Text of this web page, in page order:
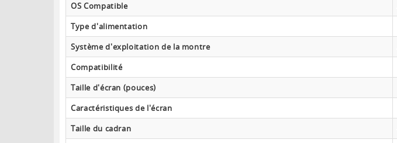
OS Compatible
Type d'alimentation
Système d'exploitation de la montre
Compatibilité
Taille d'écran (pouces)
Caractéristiques de l'écran
Taille du cadran